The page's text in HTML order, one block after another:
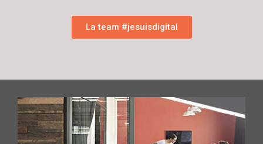
La team #jesuisdigital